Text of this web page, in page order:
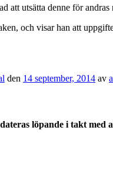
att utsätta denne för
och visar han att
den 14 september, 2014 av
löpande i takt